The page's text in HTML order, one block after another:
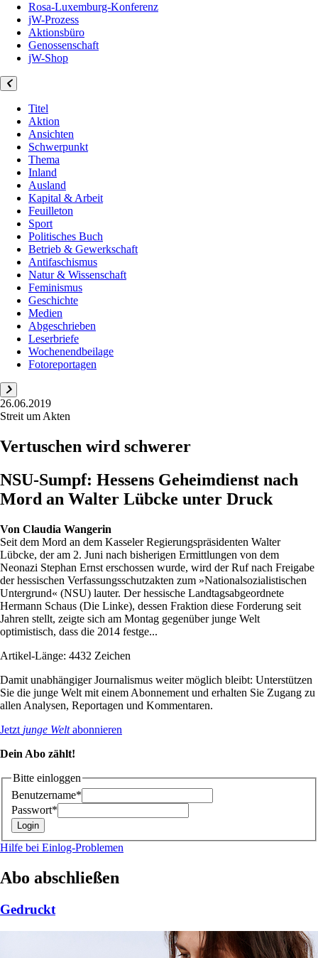
Rosa-Luxemburg-Konferenz
jW-Prozess
Aktionsbüro
Genossenschaft
jW-Shop
Titel
Aktion
Ansichten
Schwerpunkt
Thema
Inland
Ausland
Kapital & Arbeit
Feuilleton
Sport
Politisches Buch
Betrieb & Gewerkschaft
Antifaschismus
Natur & Wissenschaft
Feminismus
Geschichte
Medien
Abgeschrieben
Leserbriefe
Wochenendbeilage
Fotoreportagen
26.06.2019
Streit um Akten
Vertuschen wird schwerer
NSU-Sumpf: Hessens Geheimdienst nach
Mord an Walter Lübcke unter Druck
Von Claudia Wangerin
Seit dem Mord an dem Kasseler Regierungspräsidenten Walter
Lübcke, der am 2. Juni nach bisherigen Ermittlungen von dem
Neonazi Stephan Ernst erschossen wurde, wird der Ruf nach Freigabe
der hessischen Verfassungsschutzakten zum »Nationalsozialistischen
Untergrund« (NSU) lauter. Der hessische Landtagsabgeordnete
Hermann Schaus (Die Linke), dessen Fraktion diese Forderung seit
Jahren stellt, zeigte sich am Montag gegenüber junge Welt
optimistisch, dass die 2014 festge...
Artikel-Länge: 4432 Zeichen
Damit unabhängiger Journalismus weiter möglich bleibt: Unterstützen
Sie die junge Welt mit einem Abonnement und erhalten Sie Zugang zu
allen Analysen, Reportagen und Kommentaren.
Jetzt junge Weltabonnieren
Dein Abo zählt!
Bitte einloggen
Benutzername*
Passwort*
Hilfe bei Einlog-Problemen
Abo abschließen
Gedruckt